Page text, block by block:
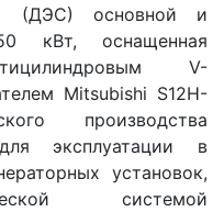
(ДЭС) основной и
кВт, оснащенная
V-
Mitsubishi S12H-
производства
эксплуатации в
установок,
системой